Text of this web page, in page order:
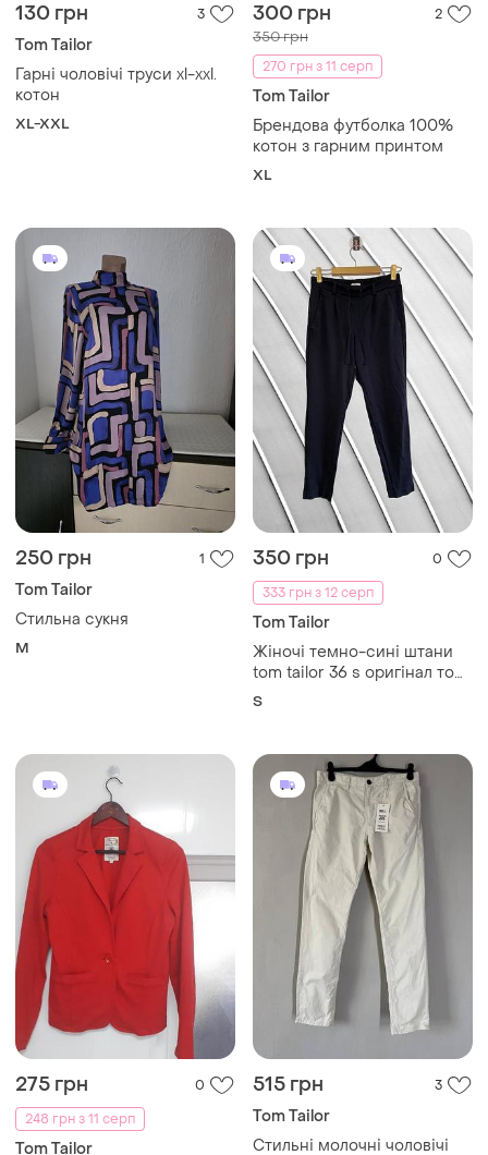
130 грн 3
Tom Tailor
Гарні чоловічі труси xl-xxl.
котон
XL-XXL
300 грн 2
350 грн
270 грн з 11 серп
Tom Tailor
Брендова футболка 100%
котон з гарним принтом
XL
250 грн 1
Tom Tailor
Стильна сукня
M
350 грн
0
333 грн з 12 серп
Tom Tailor
Жіночі темно-сині штани
tom tailor 36 s оригінал том
тейлор віскозні брюки на
S
275 грн
0
248 грн з 11 серп
Tom Tailor
515 грн 3
Tom Tailor
Стильні молочні чоловічі